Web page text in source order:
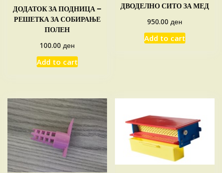
ДОДАТОК ЗА ПОДНИЦА –
РЕШЕТКА ЗА СОБИРАЊЕ
ПОЛЕН
100.00 ден
Add to cart
ДВОДЕЛНО СИТО ЗА МЕД
950.00ден
Add to cart